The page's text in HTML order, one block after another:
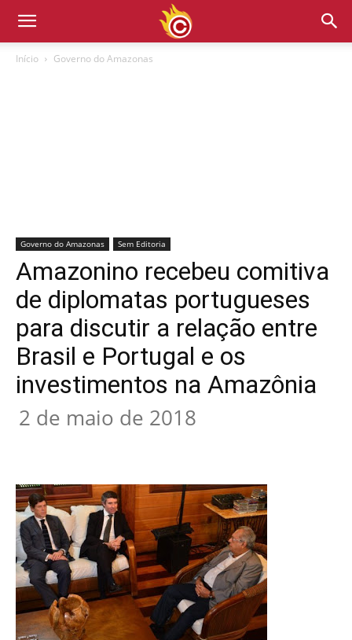
Início Governo do Amazonas
Governo do Amazonas Sem Editoria
Amazonino recebeu comitiva
de diplomatas portugueses
para discutir a relação entre
Brasil e Portugal e os
investimentos na Amazônia
2 de maio de 2018